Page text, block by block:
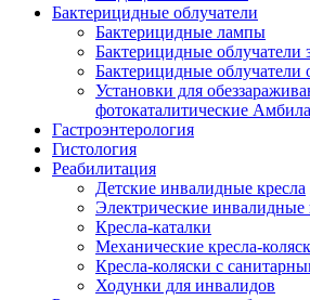
Бактерицидные облучатели
Бактерицидные лампы
Бактерицидные облучатели
Бактерицидные облучатели
Установки для
фотокаталитические
Гастроэнтерология
Гистология
Реабилитация
Детские инвалидные кресла
Электрические инвалидные
Кресла-каталки
Механические кресла-
Кресла-коляски с
Ходунки для инвалидов